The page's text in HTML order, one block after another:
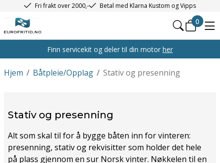
Fri frakt over 2000,- Betal med Klarna Kustom og Vipps
0
Finn servicekit og deler til din motor her
/
Hjem /
Båtpleie/Opplag Stativ og presenning
Stativ og presenning
Alt som skal til for å bygge båten inn for vinteren:
presenning, stativ og rekvisitter som holder det hele
på plass gjennom en sur Norsk vinter. Nøkkelen til en